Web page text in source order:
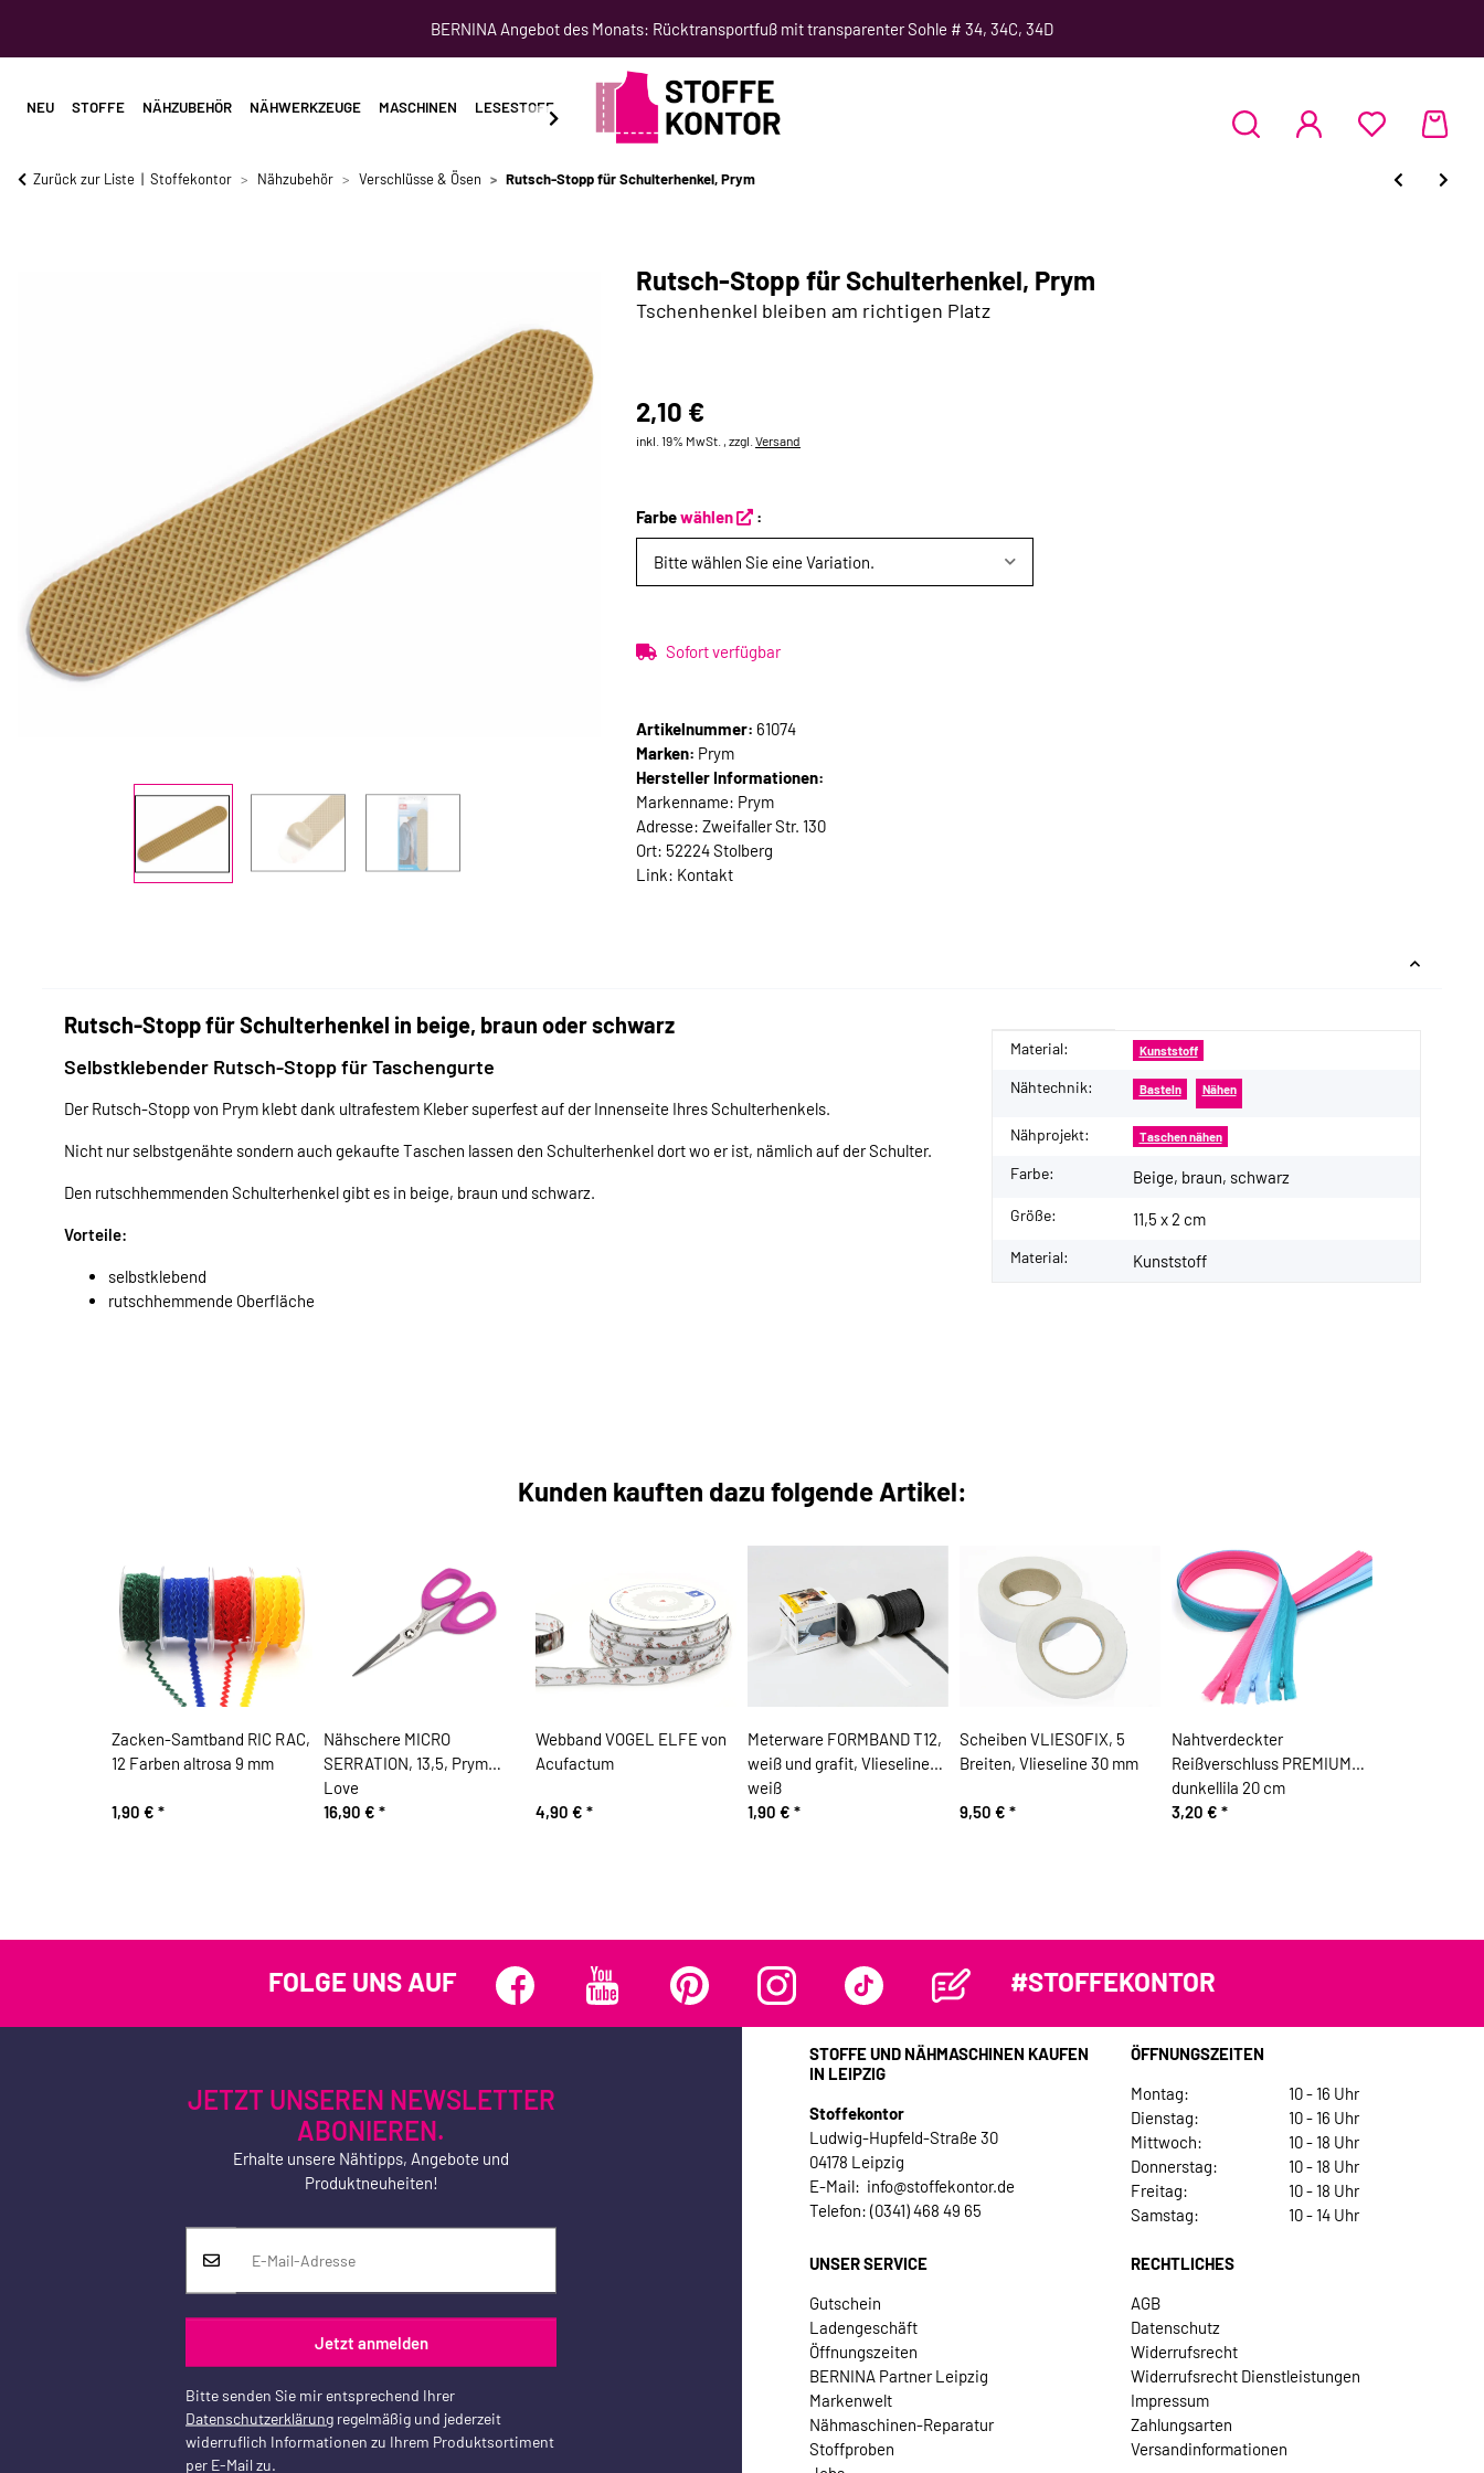
BERNINA Angebot des Monats: Rücktransportfuß mit transparenter Sohle # 34, 34C, 34D
NEU STOFFE NÄHZUBEHÖR NÄHWERKZEUGE MASCHINEN LESESTOFF SCHNITTMUSTER NÄHKURSE
Zurück zur Liste Stoffekontor Nähzubehör Verschlüsse & Ösen Rutsch-Stopp für Schulterhenkel, Prym
Rutsch-Stopp für Schulterhenkel, Prym
Tschenhenkel bleiben am richtigen Platz
2,10 €
inkl. 19% MwSt. , zzgl. Versand
Farbewählen :
Bitte wählen Sie eine Variation.
Sofort verfügbar
Artikelnummer: 61074
Marken: Prym
Hersteller Informationen:
Markenname: Prym
Adresse: Zweifaller Str. 130
Ort: 52224 Stolberg
Link: Kontakt
Rutsch-Stopp für Schulterhenkel in beige, braun oder schwarz
Selbstklebender Rutsch-Stopp für Taschengurte
Der Rutsch-Stopp von Prym klebt dank ultrafestem Kleber superfest auf der Innenseite Ihres Schulterhenkels.
Nicht nur selbstgenähte sondern auch gekaufte Taschen lassen den Schulterhenkel dort wo er ist, nämlich auf der Schulter.
Den rutschhemmenden Schulterhenkel gibt es in beige, braun und schwarz.
Vorteile:
selbstklebend
rutschhemmende Oberfläche
Produkteigenschaft
Wert
Material: Kunststoff
Nähtechnik: Basteln Nähen
Nähprojekt: Taschen nähen
Farbe: Beige, braun, schwarz
Größe: 11,5 x 2 cm
Material: Kunststoff
Kunden kauften dazu folgende Artikel:
Zacken-Samtband RIC RAC,
12 Farben altrosa 9 mm
1,90 € *
Nähschere MICRO
SERRATION, 13,5, Prym
Love
16,90 € *
Webband VOGEL ELFE von
Acufactum
4,90 € *
Meterware FORMBAND T12,
weiß und grafit, Vlieseline
weiß
1,90 € *
Scheiben VLIESOFIX, 5
Breiten, Vlieseline 30 mm
9,50 € *
Nahtverdeckter
Reißverschluss PREMIUM
dunkellila 20 cm
3,20 € *
FOLGE UNS AUF #STOFFEKONTOR
JETZT UNSEREN NEWSLETTER
ABONIEREN.
Erhalte unsere Nähtipps, Angebote und
Produktneuheiten!
Jetzt anmelden
Bitte senden Sie mir entsprechend Ihrer
Datenschutzerklärung regelmäßig und jederzeit
widerruflich Informationen zu Ihrem Produktsortiment
per E-Mail zu.
STOFFE UND NÄHMASCHINEN KAUFEN
IN LEIPZIG
Stoffekontor
Ludwig-Hupfeld-Straße 30
04178 Leipzig
E-Mail: info@stoffekontor.de
Telefon: (0341) 468 49 65
ÖFFNUNGSZEITEN
Montag:
10 - 16 Uhr
Dienstag:
10 - 16 Uhr
Mittwoch:
10 - 18 Uhr
Donnerstag:
10 - 18 Uhr
Freitag:
10 - 18 Uhr
Samstag:
10 - 14 Uhr
UNSER SERVICE
Gutschein
Ladengeschäft
Öffnungszeiten
BERNINA Partner Leipzig
Markenwelt
Nähmaschinen-Reparatur
Stoffproben
RECHTLICHES
AGB
Datenschutz
Widerrufsrecht
Widerrufsrecht Dienstleistungen
Impressum
Zahlungsarten
Versandinformationen